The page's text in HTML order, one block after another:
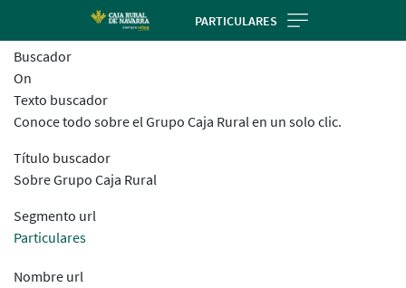
PARTICULARES
Buscador
On
Texto buscador
Conoce todo sobre el Grupo Caja Rural en un solo clic.
Título buscador
Sobre Grupo Caja Rural
Segmento url
Particulares
Nombre url